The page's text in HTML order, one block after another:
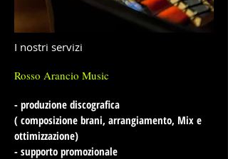
I nostri servizi
Rosso Arancio Music
- produzione discografica
( composizione brani, arrangiamento, Mix e
ottimizzazione)
- supporto promozionale